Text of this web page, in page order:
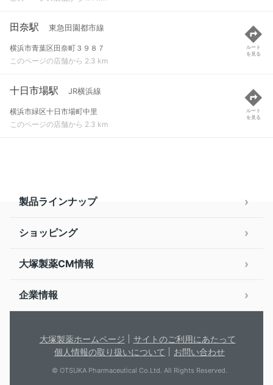
田奈駅 東急田園都市線
横浜市青葉区田奈町３９８７
このページの店舗から 2.3 km
ルート
を見る
十日市場駅 JR横浜線
横浜市緑区十日市場町中里
このページの店舗から 2.3 km
ルート
を見る
製品ラインナップ
ショッピング
大塚製薬CM情報
企業情報
大塚製薬ホームページ
サイトのご利用にあたって
個人情報の取り扱いについて
お問い合わせ
© OTSUKA Pharmaceutical Co.Ltd. All Rights Reserved.